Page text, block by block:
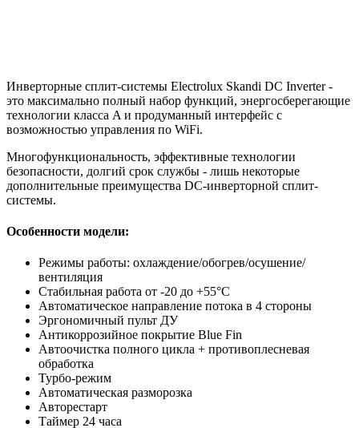
Инверторные сплит-системы Electrolux Skandi DC Inverter -
это максимально полный набор функций, энергосберегающие
технологии класса A и продуманный интерфейс с
возможностью управления по WiFi.
Многофункциональность, эффективные технологии
безопасности, долгий срок службы - лишь некоторые
дополнительные преимущества DC-инверторной сплит-
системы.
Особенности модели:
Режимы работы: охлаждение/обогрев/осушение/
вентиляция
Стабильная работа от -20 до +55°C
Автоматическое направление потока в 4 стороны
Эргономичный пульт ДУ
Антикоррозийное покрытие Blue Fin
Автоочистка полного цикла + противоплесневая
обработка
Турбо-режим
Автоматическая разморозка
Авторестарт
Таймер 24 часа